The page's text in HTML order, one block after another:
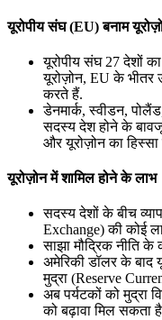
यूरोपीय संघ (EU) बनाम
यूरोपीय संघ 27 देशों
यूरोज़ोन, EU के भीतर
करते हैं.
डेनमार्क, स्वीडन,
सदस्य देश होने के
और यूरोज़ोन का हिस्सा
यूरोज़ोन में शामिल होने के लाभ
सदस्य देशों के बीच
Exchange) की कोई
साझा मौद्रिक नीति के
अमेरिकी डॉलर के बाद
मुद्रा (Reserve
अब पर्यटकों को मुद्रा
को बढ़ावा मिल सकता